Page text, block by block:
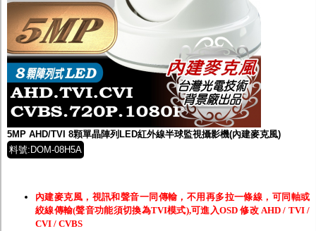
5MP AHD/TVI 8顆單晶陣列LED紅外線半球監視攝影機(內建麥克風)
料號:DOM-08H5A
內建麥克風，視訊和聲音一同傳輸，不用再多拉一條線，可同軸或
絞線傳輸(聲音功能須切換為TVI模式),可進入OSD 修改 AHD / TVI /
CVI / CVBS